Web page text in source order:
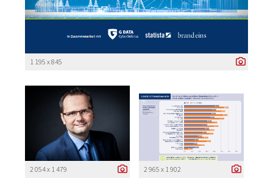
1 195 x 845
2 054 x 1 479 2 965 x 1 902